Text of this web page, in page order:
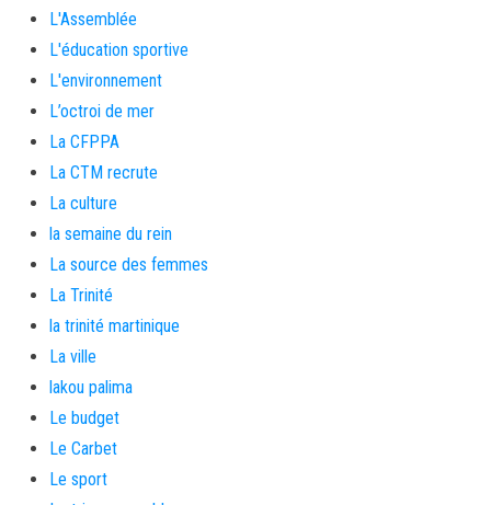
L'Assemblée
L'éducation sportive
L'environnement
L’octroi de mer
La CFPPA
La CTM recrute
La culture
la semaine du rein
La source des femmes
La Trinité
la trinité martinique
La ville
lakou palima
Le budget
Le Carbet
Le sport